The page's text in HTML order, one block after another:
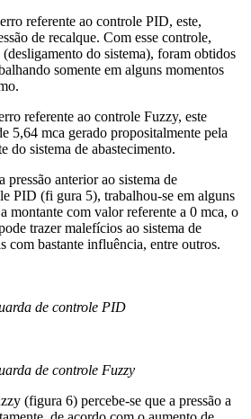
referente ao controle PID, este,
de recalque. Com esse controle,
do sistema), foram obtidos
somente em alguns momentos
referente ao controle Fuzzy, este
5,64 mca gerado propositalmente pela
do sistema de abastecimento.
pressão anterior ao sistema de
PID (fi gura 5), trabalhou-se em alguns
montante com valor referente a 0 mca, o
trazer malefícios ao sistema de
com bastante influência, entre outros.
de controle PID
de controle Fuzzy
(figura 6) percebe-se que a pressão a